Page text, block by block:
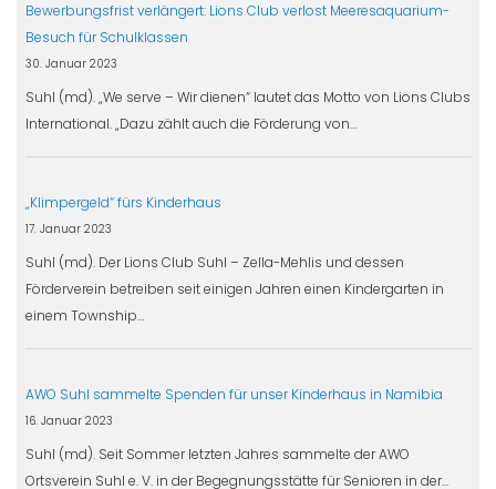
Bewerbungsfrist verlängert: Lions Club verlost Meeresaquarium-
Besuch für Schulklassen
30. Januar 2023
Suhl (md). „We serve – Wir dienen“ lautet das Motto von Lions Clubs
International. „Dazu zählt auch die Förderung von…
„Klimpergeld“ fürs Kinderhaus
17. Januar 2023
Suhl (md). Der Lions Club Suhl – Zella-Mehlis und dessen
Förderverein betreiben seit einigen Jahren einen Kindergarten in
einem Township…
AWO Suhl sammelte Spenden für unser Kinderhaus in Namibia
16. Januar 2023
Suhl (md). Seit Sommer letzten Jahres sammelte der AWO
Ortsverein Suhl e. V. in der Begegnungsstätte für Senioren in der…